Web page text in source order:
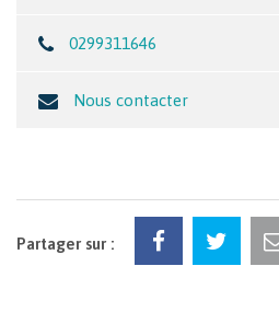
0299311646
Nous contacter
Partager sur :